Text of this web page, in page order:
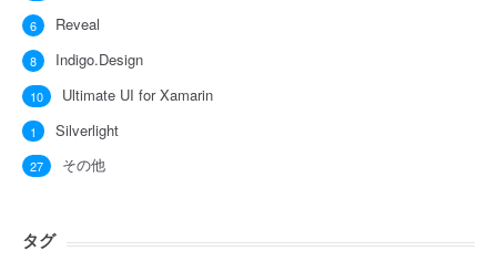
Reveal
6
Indigo.Design
8
Ultimate UI for Xamarin
10
Silverlight
1
その他
27
タグ